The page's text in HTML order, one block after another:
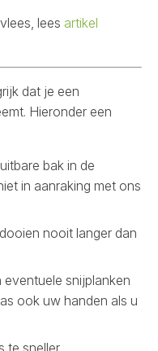
lees artikel
dat je een
Hieronder een
bak in de
in aanraking met ons
nooit langer dan
eventuele snijplanken
ook uw handen als u